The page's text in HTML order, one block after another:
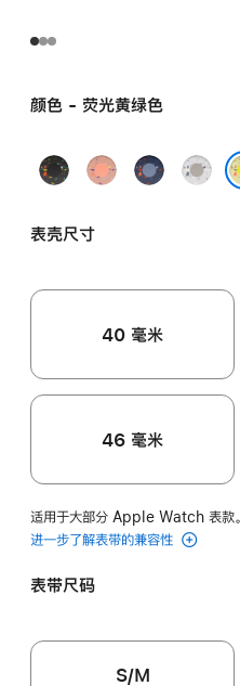
颜色 - 荧光黄绿色
午
黑
山
粉
缎
朦
表壳尺寸
40 毫米
46 毫米
适用于大部分 Apple Watch 表款。
进一步了解表带的兼容性
表带尺码
S/M